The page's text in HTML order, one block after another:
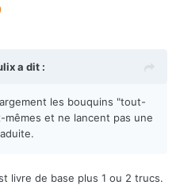
a dit :
les bouquins "tout-
et ne lancent pas une
livre de base plus 1 ou 2 trucs.